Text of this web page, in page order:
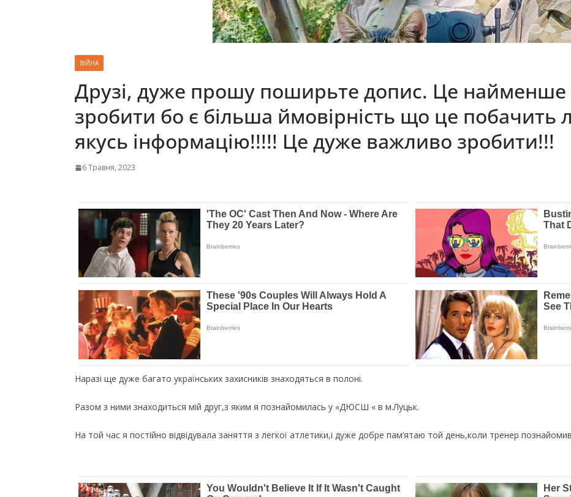
ВІЙНА
Друзі, дуже прошу поширьте допис. Це
зробити бо є більша ймовірність що це побачить
якусь інформацію!!!!! Це дуже важливо зробити!!!
6 Травня, 2023
Наразі ще дуже багато українських захисників знаходяться в полоні.
Разом з ними знаходиться мій друг,з яким я познайомилась у «ДЮСШ « в м.Луцьк.
На той час я постійно відвідувала заняття з легкої атлетики,і дуже добре пам‘ятаю той день,коли тренер